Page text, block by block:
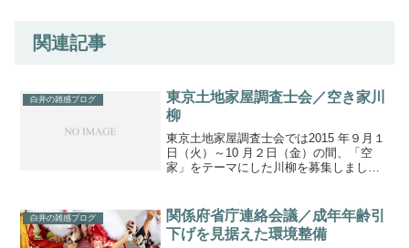
関連記事
白井の雑感ブログ
東京土地家屋調査士会／空き家川
柳
東京土地家屋調査士会では2015 年９月１
日（火）～10 月２日（金）の間、「空
家」をテーマにした川柳を募集しまし
白井の雑感ブログ
関係府省庁連絡会議／成年年齢引
下げを見据えた環境整備